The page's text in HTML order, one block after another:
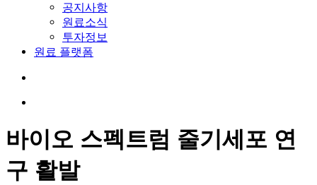
공지사항
원료소식
투자정보
원료 플랫폼
바이오 스펙트럼 줄기세포 연
구 활발